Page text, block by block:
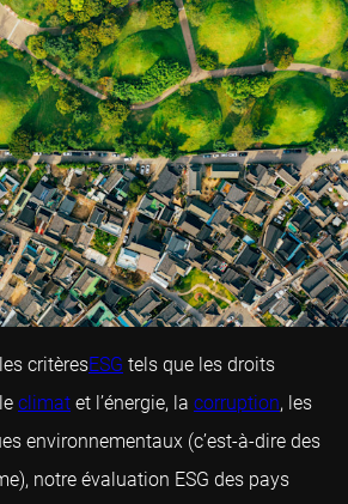
critèresESG tels que les droits
climat et l’énergie, la corruption, les
environnementaux (c’est-à-dire des
notre évaluation ESG des pays